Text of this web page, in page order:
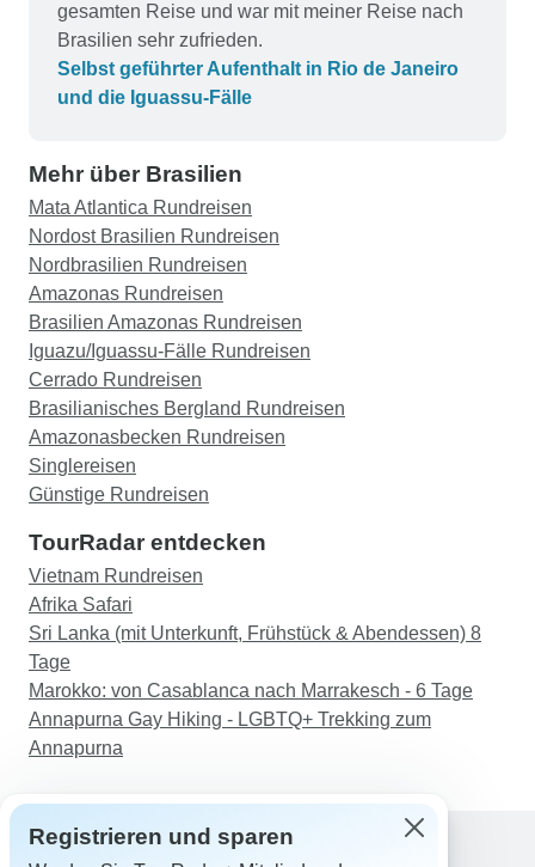
gesamten Reise und war mit meiner Reise nach
Brasilien sehr zufrieden.
Selbst geführter Aufenthalt in Rio de Janeiro
und die Iguassu-Fälle
Mehr über Brasilien
Mata Atlantica Rundreisen
Nordost Brasilien Rundreisen
Nordbrasilien Rundreisen
Amazonas Rundreisen
Brasilien Amazonas Rundreisen
Iguazu/Iguassu-Fälle Rundreisen
Cerrado Rundreisen
Brasilianisches Bergland Rundreisen
Amazonasbecken Rundreisen
Singlereisen
Günstige Rundreisen
TourRadar entdecken
Vietnam Rundreisen
Afrika Safari
Sri Lanka (mit Unterkunft, Frühstück & Abendessen) 8
Tage
Marokko: von Casablanca nach Marrakesch - 6 Tage
Annapurna Gay Hiking - LGBTQ+ Trekking zum
Annapurna
Registrieren und sparen